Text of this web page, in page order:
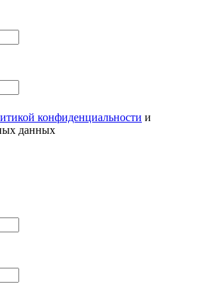
конфиденциальности и
данных